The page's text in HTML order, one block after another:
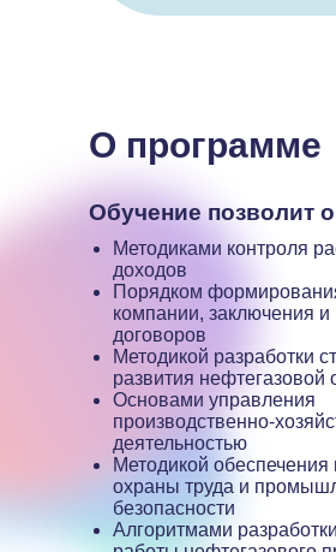
Методиками контроля
доходов
Порядком
компании, заключения и
договоров
Методикой разработки
развития нефтегазовой
Основами управления
производственно-
деятельностью
Методикой обеспечения
охраны труда и
безопасности
Алгоритмами
О программе
Обучение позволит